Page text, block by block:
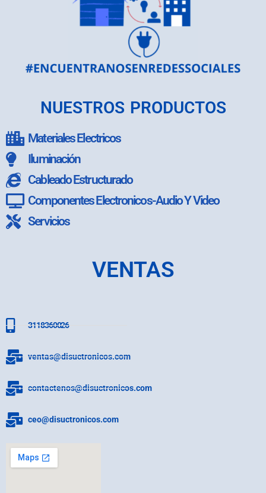
NUESTROS PRODUCTOS
Materiales Electricos
Iluminación
Cableado Estructurado
Componentes Electronicos-Audio Y Video
Servicios
VENTAS
3118360026
ventas@disuctronicos.com
contactenos@disuctronicos.com
ceo@disuctronicos.com